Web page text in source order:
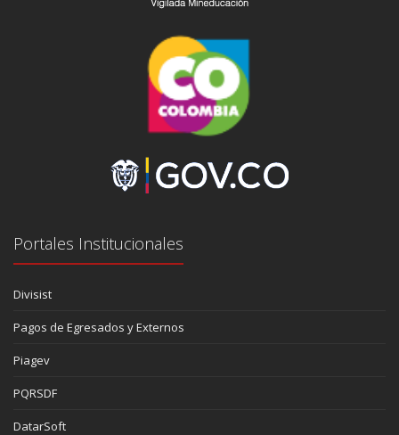
Portales Institucionales
Divisist
Pagos de Egresados y Externos
Piagev
PQRSDF
DatarSoft